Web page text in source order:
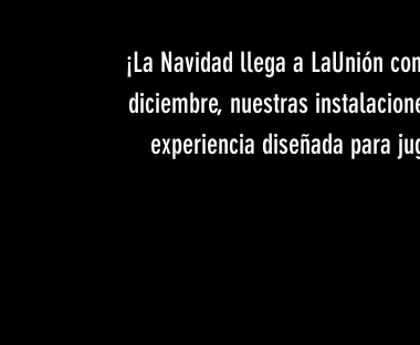
¡La Navidad llega a LaUnión
diciembre, nuestras
experiencia diseñada para